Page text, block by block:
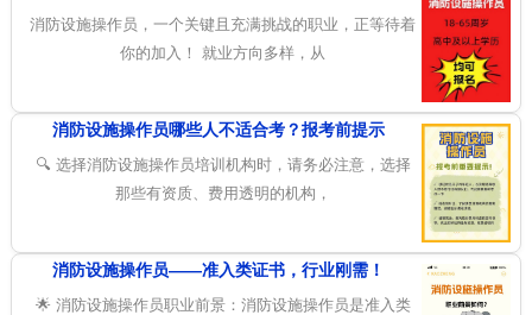
消防设施操作员，一个关键且充满挑战的职业，正等待着
你的加入！ 就业方向多样，从
消防设施操作员哪些人不适合考？报考前提示
🔍 选择消防设施操作员培训机构时，请务必注意，选择
那些有资质、费用透明的机构，
消防设施操作员——准入类证书，行业刚需！
🌟 消防设施操作员职业前景：消防设施操作员是准入类